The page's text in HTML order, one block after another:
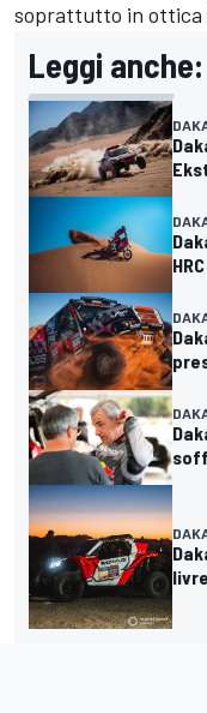
soprattutto in ottica
Leggi anche: